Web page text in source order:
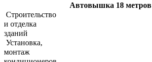
Автовышка 18 метров
Cтроительство
и отделка
зданий
Установка,
монтаж